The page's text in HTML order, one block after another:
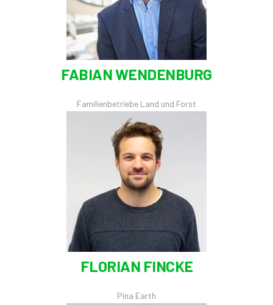
FABIAN WENDENBURG
Familienbetriebe Land und Forst
FLORIAN FINCKE
Pina Earth